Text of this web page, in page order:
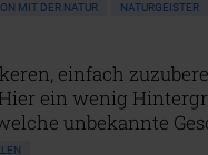
MIT DER NATUR NATURGEISTER
einfach
ein wenig
unbekannte